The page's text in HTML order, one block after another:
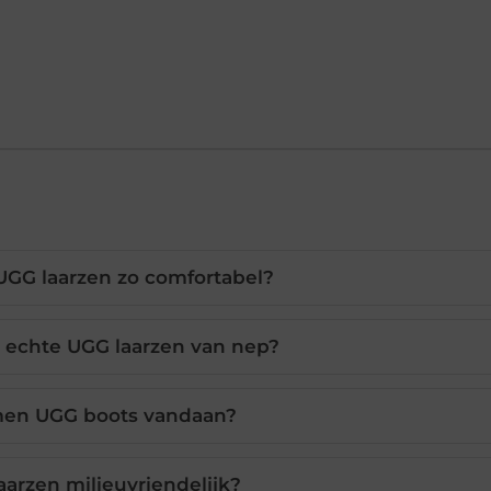
laarzen zo comfortabel?
UGG laarzen van nep?
UGG boots vandaan?
milieuvriendelijk?